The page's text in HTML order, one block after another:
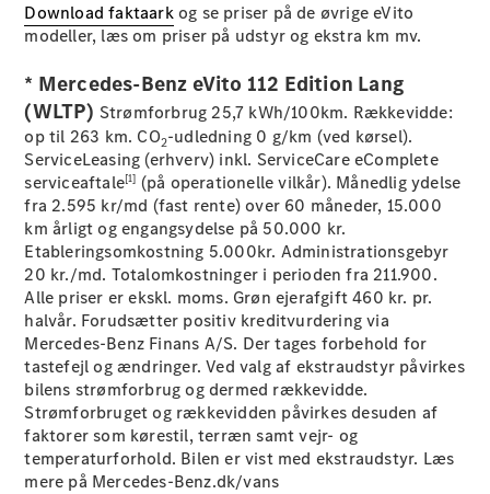
Alle
Sprinter
Sprinter
Kassevogn
Sprinter
Tourer
Sprinter
Chassis
Sprinter
Chassis
Dobbeltkabine
Sprinter
Ladvogn
Konfigurator
Download faktaarkog se priser på de øvrige eVito
modeller, læs om priser på udstyr og ekstra km mv.
* Mercedes-Benz eVito 112 Edition Lang
(WLTP) Strømforbrug 25,7 kWh/100km. Rækkevidde:
op til 263 km. CO2-udledning 0 g/km (ved kørsel).
ServiceLeasing (erhverv) inkl. ServiceCare eComplete
serviceaftale[1] (på operationelle vilkår). Månedlig ydelse
fra 2.595 kr/md (fast rente) over 60 måneder, 15.000
km årligt og engangsydelse på 50.000 kr.
Etableringsomkostning 5.000kr. Administrationsgebyr
20 kr./md. Totalomkostninger i perioden fra 211.900.
Alle priser er ekskl. moms. Grøn ejerafgift 460 kr. pr.
halvår. Forudsætter positiv kreditvurdering via
Mercedes-Benz Finans A/S. Der tages forbehold for
tastefejl og ændringer. Ved valg af ekstraudstyr påvirkes
bilens strømforbrug og dermed rækkevidde.
Strømforbruget og rækkevidden påvirkes desuden af
faktorer som kørestil, terræn samt vejr- og
temperaturforhold. Bilen er vist med ekstraudstyr. Læs
mere på Mercedes-Benz.dk/vans